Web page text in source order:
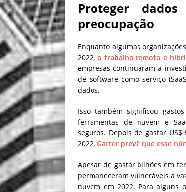
Proteger
preocupação
Enquanto algumas
2022, o trabalho remoto e
empresas continuaram a
de software como serviço
dados.
Isso também significou
ferramentas de nuvem e
seguros. Depois de gastar
2022, Garter prevê que esse
Apesar de gastar bilhões em
permaneceram vulneráveis ​​a
nuvem em 2022. Para alguns